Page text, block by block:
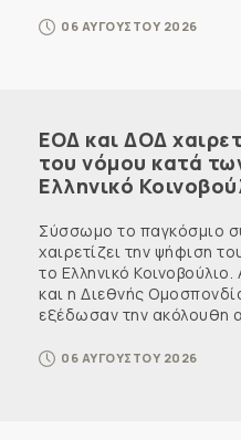
06 ΑΥΓΟΥΣΤΟΥ 2026
ΕΟΔ και ΔΟΔ
του νόμου κατά
Ελληνικό
Σύσσωμο το παγκόσμιο
χαιρετίζει την ψήφιση
το Ελληνικό
και η Διεθνής
εξέδωσαν την ακόλουθη
06 ΑΥΓΟΥΣΤΟΥ 2026